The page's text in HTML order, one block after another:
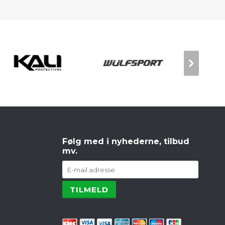
Følg med i nyhederne, tilbud
mv.